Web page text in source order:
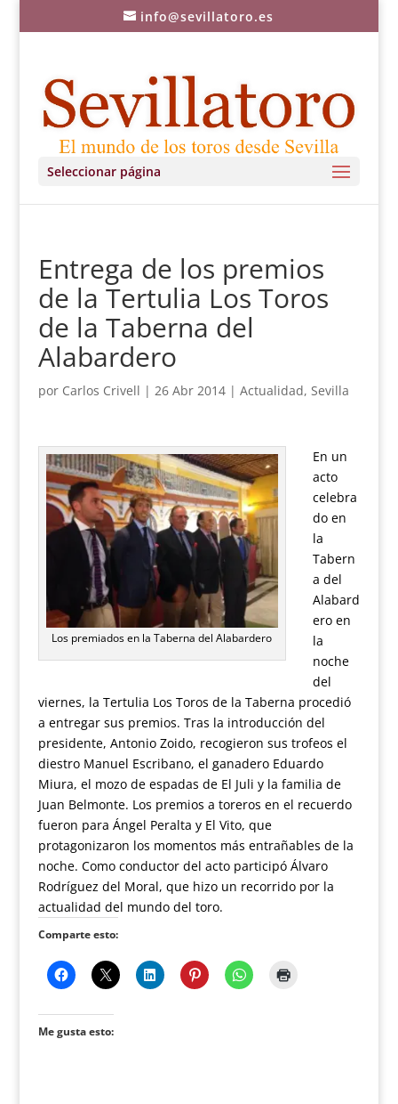
info@sevillatoro.es
Seleccionar página
Entrega de los premios
de la Tertulia Los Toros
de la Taberna del
Alabardero
por Carlos Crivell | 26 Abr 2014| Actualidad, Sevilla
Los premiados en la Taberna del Alabardero
En un
acto
celebra
do en
la
Tabern
a del
Alabard
ero en
la
noche
del
viernes, la Tertulia Los Toros de la Taberna procedió
a entregar sus premios. Tras la introducción del
presidente, Antonio Zoido, recogieron sus trofeos el
diestro Manuel Escribano, el ganadero Eduardo
Miura, el mozo de espadas de El Juli y la familia de
Juan Belmonte. Los premios a toreros en el recuerdo
fueron para Ángel Peralta y El Vito, que
protagonizaron los momentos más entrañables de la
noche. Como conductor del acto participó Álvaro
Rodríguez del Moral, que hizo un recorrido por la
actualidad del mundo del toro.
Comparte esto:
Me gusta esto: